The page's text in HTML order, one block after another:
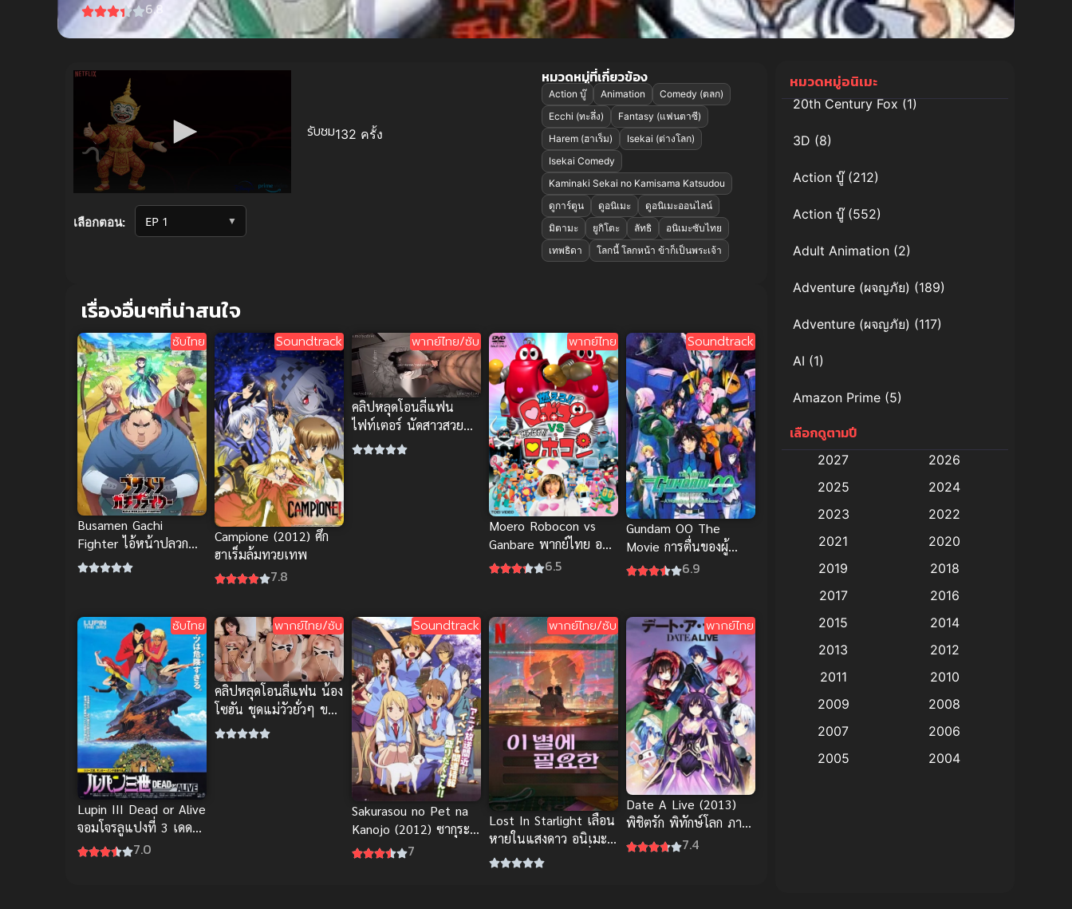
6.8
เลือกตอน: ▼
รับชม132 ครั้ง
หมวดหมู่ที่เกี่ยวข้อง
Action บู๊ Animation
Comedy (ตลก)
Ecchi (ทะลึ่ง)
Fantasy (แฟนตาซี)
Harem (ฮาเร็ม)
Isekai (ต่างโลก)
Isekai Comedy
Kaminaki Sekai no Kamisama Katsudou
ดูการ์ตูน
ดูอนิเมะ
ดูอนิเมะออนไลน์
มิตามะ
ยูกิโตะ ลัทธิ
อนิเมะซับไทย
เทพธิดา
โลกนี้ โลกหน้า ข้าก็เป็นพระเจ้า
เรื่องอื่นๆที่น่าสนใจ
ซับไทย
Busamen Gachi
Fighter ไอ้หน้าปลวก
ยอดนักสู้
Soundtrack
Campione (2012) ศึก
ฮาเร็มล้มทวยเทพ
7.8
พากย์ไทย/ซับ
คลิปหลุดโอนลี่แฟน
ไฟท์เตอร์ นัดสาวสวยหุ่น
แซ่บบริการปากมิดด้าม
พากย์ไทย
Moero Robocon vs
Ganbare พากย์ไทย อนิ
เมะหุ่นยนต์คลาสสิกต่อสู้
6.5
Soundtrack
Gundam OO The
Movie การตื่นของผู้
บุกเบิก
6.9
ซับไทย
Lupin III Dead or Alive
จอมโจรลูแปงที่ 3 เดด
ออร์ อะไลฟ์ ซับไทย ดู
7.0
พากย์ไทย/ซับ
คลิปหลุดโอนลี่แฟน น้อง
โซฮัน ชุดแม่วัวยั่วๆ ขย่ม
ของเล่นเด้งเอวหน้าอ้อน
Soundtrack
Sakurasou no Pet na
Kanojo (2012) ซากุระ
โซว หอพักสร้างฝัน
7
พากย์ไทย/ซับ
Lost In Starlight เลือน
หายในแสงดาว อนิเมะ
พากย์ไทย สุดยอดเรื่อง
พากย์ไทย
Date A Live (2013)
พิชิตรัก พิทักษ์โลก ภาค
1
7.4
หมวดหมู่อนิเมะ
20th Century Fox(1)
3D (8)
Action บู๊(212)
Action บู๊(552)
Adult Animation (2)
Adventure (ผจญภัย) (189)
Adventure (ผจญภัย) (117)
AI (1)
Amazon Prime (5)
Anal (ประตูหลัง)
Animation การ์ตูน
Animation อนิเมะ
Animation แอนิเมชัน (19)
anime(9)
Big tits (นมใหญ่)
Bitch (ผู้หญิงร่าน)
เลือกดูตามปี
2027
2026
2025
2024
2023
2022
2021
2020
2019
2018
2017
2016
2015
2014
2013
2012
2011
2010
2009
2008
2007
2006
2005
2004